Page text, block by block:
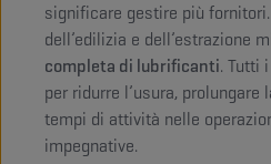
significare gestire più
dell’edilizia e dell’estrazione
completa di lubrificanti. Tutti
per ridurre l’usura,
tempi di attività nelle
impegnative.